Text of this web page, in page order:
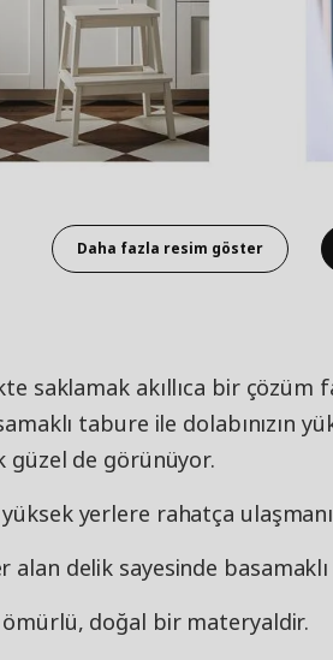
Daha fazla resim göster
saklamak akıllıca bir
tabure ile dolabınızın
güzel de görünüyor.
yerlere rahatça
delik sayesinde basamaklı
doğal bir materyaldir.